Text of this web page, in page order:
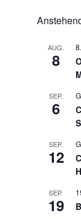
AUG.
8
SEP.
6
SEP.
12
SEP.
19